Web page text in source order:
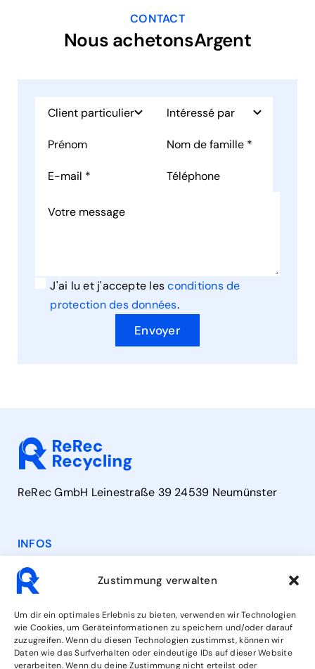
Zustimmung verwalten
Um dir ein optimales Erlebnis zu bieten, verwenden wir Technologien
wie Cookies, um Geräteinformationen zu speichern und/oder darauf
zuzugreifen. Wenn du diesen Technologien zustimmst, können wir
Daten wie das Surfverhalten oder eindeutige IDs auf dieser Website
verarbeiten. Wenn du deine Zustimmung nicht erteilst oder
CONTACT
Nous achetonsArgent
J'ai lu et j'accepte lesconditions de
protection des données.
Envoyer
ReRec GmbH Leinestraße 39 24539 Neumünster
INFOS
Contact
Heures d'ouverture
Services